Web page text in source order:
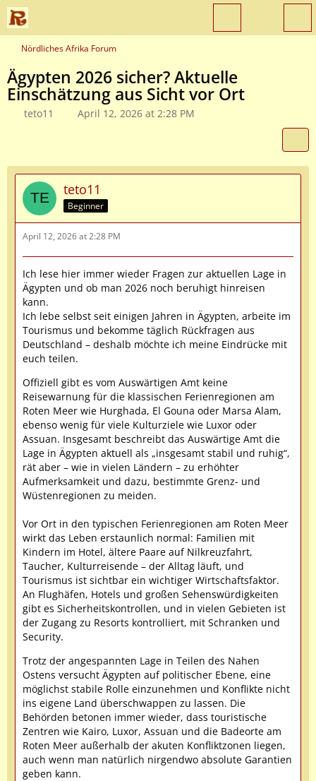
Nördliches Afrika Forum
Ägypten 2026 sicher? Aktuelle
Einschätzung aus Sicht vor Ort
teto11 April 12, 2026 at 2:28 PM
teto11
Beginner
April 12, 2026 at 2:28 PM
Ich lese hier immer wieder Fragen zur aktuellen Lage in
Ägypten und ob man 2026 noch beruhigt hinreisen
kann.
Ich lebe selbst seit einigen Jahren in Ägypten, arbeite im
Tourismus und bekomme täglich Rückfragen aus
Deutschland – deshalb möchte ich meine Eindrücke mit
euch teilen.
Offiziell gibt es vom Auswärtigen Amt keine
Reisewarnung für die klassischen Ferienregionen am
Roten Meer wie Hurghada, El Gouna oder Marsa Alam,
ebenso wenig für viele Kulturziele wie Luxor oder
Assuan. Insgesamt beschreibt das Auswärtige Amt die
Lage in Ägypten aktuell als „insgesamt stabil und ruhig“,
rät aber – wie in vielen Ländern – zu erhöhter
Aufmerksamkeit und dazu, bestimmte Grenz- und
Wüstenregionen zu meiden.
Vor Ort in den typischen Ferienregionen am Roten Meer
wirkt das Leben erstaunlich normal: Familien mit
Kindern im Hotel, ältere Paare auf Nilkreuzfahrt,
Taucher, Kulturreisende – der Alltag läuft, und
Tourismus ist sichtbar ein wichtiger Wirtschaftsfaktor.
An Flughäfen, Hotels und großen Sehenswürdigkeiten
gibt es Sicherheitskontrollen, und in vielen Gebieten ist
der Zugang zu Resorts kontrolliert, mit Schranken und
Security.
Trotz der angespannten Lage in Teilen des Nahen
Ostens versucht Ägypten auf politischer Ebene, eine
möglichst stabile Rolle einzunehmen und Konflikte nicht
ins eigene Land überschwappen zu lassen. Die
Behörden betonen immer wieder, dass touristische
Zentren wie Kairo, Luxor, Assuan und die Badeorte am
Roten Meer außerhalb der akuten Konfliktzonen liegen,
auch wenn man natürlich nirgendwo absolute Garantien
geben kann.